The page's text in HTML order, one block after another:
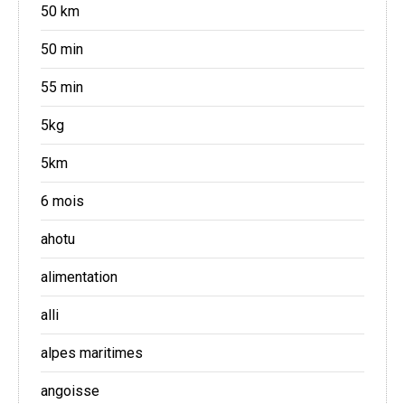
50 km
50 min
55 min
5kg
5km
6 mois
ahotu
alimentation
alli
alpes maritimes
angoisse